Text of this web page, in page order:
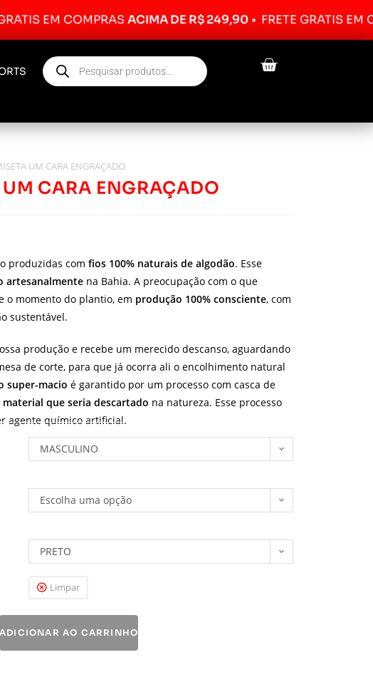
COMPRASACIMA DE R$ 249,90• FRETE GRÁTIS EM
UM CARA ENGRAÇADO
CARA ENGRAÇADO
produzidas com fios 100% naturais de algodão. Esse
artesanalmente na Bahia. A preocupação com o que
o momento do plantio, em produção 100% consciente, com
sustentável.
produção e recebe um merecido descanso, aguardando
de corte, para que já ocorra ali o encolhimento natural
super-macio é garantido por um processo com casca de
que seria descartado na natureza. Esse processo
agente químico artificial.
MASCULINO
Escolha uma opção
PRETO
Limpar
ADICIONAR AO CARRINHO